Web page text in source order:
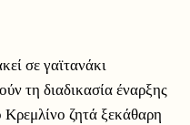
σε γαϊτανάκι
τη διαδικασία έναρξης
Κρεμλίνο ζητά ξεκάθαρη